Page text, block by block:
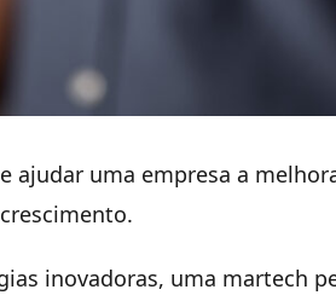
ajudar uma empresa a
inovadoras, uma martech